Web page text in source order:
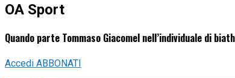
OA Sport
Quando parte Tommaso Giacomel nell’individuale di
Accedi ABBONATI